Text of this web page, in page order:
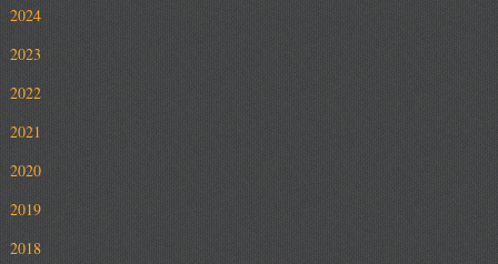
2024
2023
2022
2021
2020
2019
2018